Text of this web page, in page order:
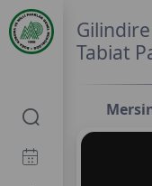
Tabiat